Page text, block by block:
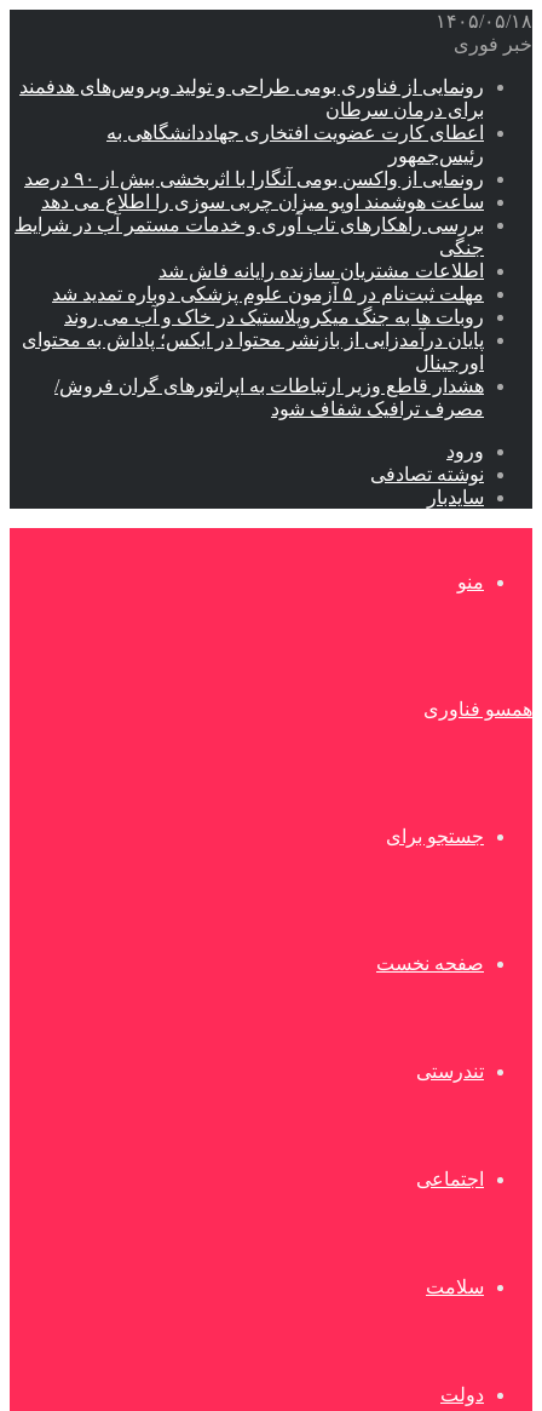
۱۴۰۵/۰۵/۱۸
خبر فوری
رونمایی از فناوری بومی طراحی و تولید ویروس‌های هدفمند
برای درمان سرطان
اعطای کارت عضویت افتخاری جهاددانشگاهی به
رئیس‌جمهور
رونمایی از واکسن بومی آنگارا با اثربخشی بیش از ۹۰ درصد
ساعت هوشمند اوپو میزان چربی سوزی را اطلاع می دهد
بررسی راهکارهای تاب آوری و خدمات مستمر آب در شرایط
جنگی
اطلاعات مشتریان سازنده رایانه فاش شد
مهلت ثبت‌نام در ۵ آزمون علوم پزشکی دوباره تمدید شد
روبات ها به جنگ میکروپلاستیک در خاک و آب می روند
پایان درآمدزایی از بازنشر محتوا در ایکس؛ پاداش به محتوای
اورجینال
هشدار قاطع وزیر ارتباطات به اپراتورهای گران فروش/
مصرف ترافیک شفاف شود
ورود
نوشته تصادفی
سایدبار
منو
همسو فناوری
جستجو برای
صفحه نخست
تندرستی
اجتماعی
سلامت
دولت